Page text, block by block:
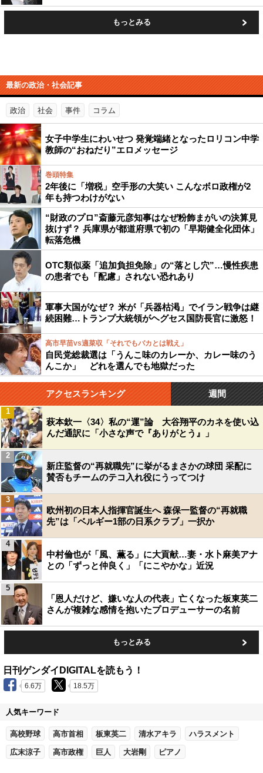
もっとみる
最新の政治・社会記事
政治 社会 事件 コラム
女子中学生にわいせつ 発覚端緒となったロリコン中学
教師の“おねだり”エロメッセージ
巻頭特集
2年後に「増税」空手形の大笑い こんなボロ政権が2
年も持つわけがない
“財政のプロ”斎藤元彦知事はなぜ粉飾まがいの決算見
抜けず？ 兵庫県が都道府県で初の「早期健全化団体」
転落危機
OTC類似薬「追加負担免除」の“落とし穴”…慢性疾患
の患者でも「配慮」されない恐れあり
軍事大国がなぜ？ 米が「兵器枯渇」でイラン戦争は継
続困難…トランプ大統領がヘグセス国防長官に激怒！
高市早苗vs適菜収「それでもバカとは戦え」
自民党総裁選は「うんこ味のカレーか、カレー味のう
んこか」 どれを選んでも地獄だった
アクセスランキング 週間
萩本欽一〈34〉私の“運”論 大谷翔平のカネを使い込
んだ通訳に「小さな声で『ありがとう』」
1
新庄監督の“再就職先”に挙がるまさかの球団 采配に
賛否もチームのテコ入れ役にうってつけ
2
欧州初の日本人指揮官誕生へ 森保一監督の“再就職
先”は「ベルギー1部の日系クラブ」一択か
3
中村倫也が「風、薫る」に大貢献…妻・水卜麻美アナ
との「ずっと仲良く」「にこやかな」近況
4
「恩人だけど、嫌いな人の代表」亡くなった板東英二
さんが複雑な感情を抱いたプロデューサーの名前
5
もっとみる
日刊ゲンダイDIGITALを読もう！
6.6万 18.5万
人気キーワード
高校野球 高市首相 板東英二 清水アキラ ハラスメント
広末涼子 高市政権 巨人 大岩剛 ピアノ